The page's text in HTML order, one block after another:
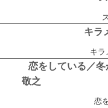
キラ
キラ
恋をしている／
敬之
恋